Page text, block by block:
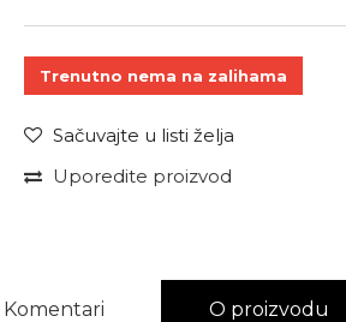
Trenutno nema na zalihama
Sačuvajte u listi želja
Uporedite proizvod
Komentari O proizvodu